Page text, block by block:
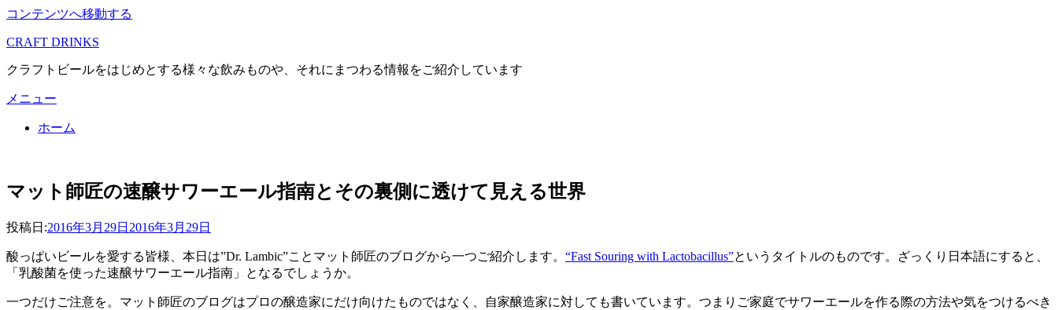
コンテンツへ移動する
CRAFT DRINKS
クラフトビールをはじめとする様々な飲みものや、それにまつわる情報をご紹介しています
メニュー
ホーム
マット師匠の速醸サワーエール指南とその裏側に透けて見える世界
投稿者master
投稿日:2016年3月29日 2016年3月29日
酸っぱいビールを愛する皆様、本日は”Dr. Lambic”ことマット師匠のブログから一つご紹介します。 “Fast Souring with Lactobacillus”というタイトルのものです。ざっくり日本語にすると、
「乳酸菌を使った速醸サワーエール指南」となるでしょうか。
一つだけご注意を。マット師匠のブログはプロの醸造家にだけ向けたものではなく、自家醸造家に対しても書いています。つまりご家庭でサワーエールを作る際の方法や気をつけるべき